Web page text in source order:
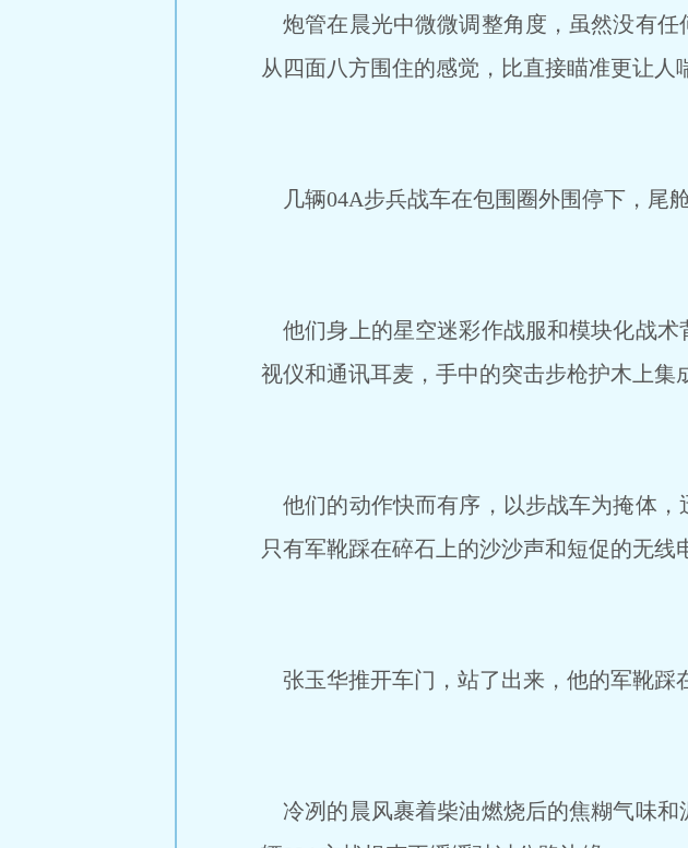
炮管在晨光中微微调整角度，虽然没有任
从四面八方围住的感觉，比直接瞄准更让人
几辆04A步兵战车在包围圈外围停下，尾
他们身上的星空迷彩作战服和模块化战术
视仪和通讯耳麦，手中的突击步枪护木上集
他们的动作快而有序，以步战车为掩体，
只有军靴踩在碎石上的沙沙声和短促的无线
张玉华推开车门，站了出来，他的军靴踩
冷冽的晨风裹着柴油燃烧后的焦糊气味和